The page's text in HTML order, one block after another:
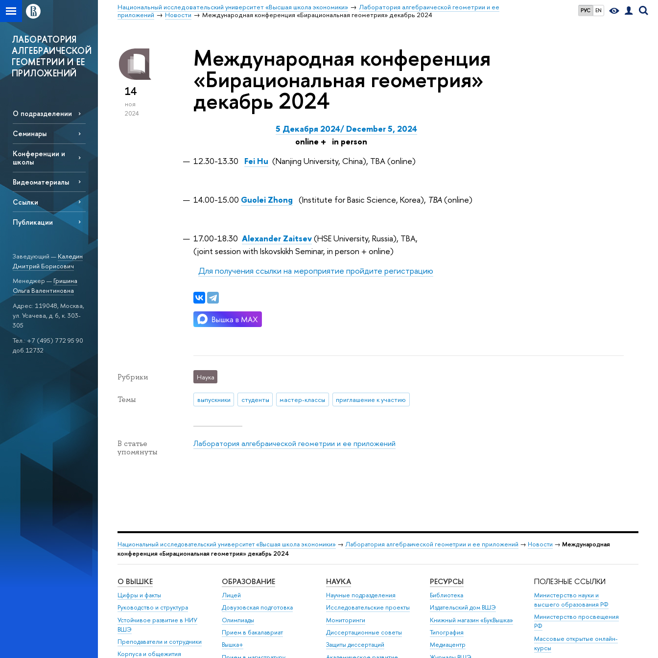
РУС EN
Национальный исследовательский университет «Высшая школа экономики»
Лаборатория алгебраической геометрии и ее
приложений
Новости Международная конференция «Бирациональная геометрия» декабрь 2024
ЛАБОРАТОРИЯ
АЛГЕБРАИЧЕСКОЙ
ГЕОМЕТРИИ И ЕЕ
ПРИЛОЖЕНИЙ
О подразделении
Семинары
Конференции и
школы
Видеоматериалы
Ссылки
Публикации
Заведующий — Каледин
Дмитрий Борисович
Менеджер — Гришина
Ольга Валентиновна
Адрес: 119048, Москва,
ул. Усачева, д. 6, к. 303-
305
Тел.: +7 (495) 772 95 90
доб.12732
14
ноя
2024
Международная конференция
«Бирациональная геометрия»
декабрь 2024
5 Декабря 2024/ December 5, 2024
online +
in person
12.30-13.30
Fei Hu (Nanjing University, China), TBA (online)
14.00-15.00 Guolei Zhong (Institute for Basic Science, Korea), TBA(online)
17.00-18.30Alexander Zaitsev(HSE University, Russia), TBA,
(joint session with Iskovskikh Seminar, in person + online)
Для получения ссылки на мероприятие пройдите регистрацию
Рубрики Наука
Темы выпускники студенты мастер-классы приглашение к участию
В статье
упомянуты
Лаборатория алгебраической геометрии и ее приложений
Национальный исследовательский университет «Высшая школа экономики» → Лаборатория алгебраической геометрии и ее приложений → Новости → Международная
конференция «Бирациональная геометрия» декабрь 2024
О ВЫШКЕ
Цифры и факты
Руководство и структура
Устойчивое развитие в НИУ
ВШЭ
Преподаватели и сотрудники
Корпуса и общежития
ОБРАЗОВАНИЕ
Лицей
Довузовская подготовка
Олимпиады
Прием в бакалавриат
Вышка+
НАУКА
Научные подразделения
Исследовательские проекты
Мониторинги
Диссертационные советы
Защиты диссертаций
РЕСУРСЫ
Библиотека
Издательский дом ВШЭ
Книжный магазин «БукВышка»
Типография
Медиацентр
ПОЛЕЗНЫЕ ССЫЛКИ
Министерство науки и
высшего образования РФ
Министерство просвещения
РФ
Массовые открытые онлайн-
курсы